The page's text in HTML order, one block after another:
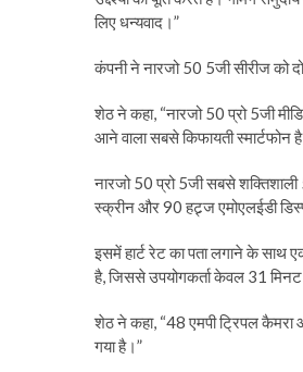
लिए धन्यवाद।”
कंपनी ने नारजो 50 5जी सीरीज को
शेठ ने कहा, “नारजो 50 प्रो 5जी
आने वाला सबसे किफायती
नारजो 50 प्रो 5जी सबसे
स्क्रीन और 90 हट्र्ज एमोएलईडी
इसमें हार्ट रेट का पता लगाने के साथ
है, जिससे उपयोगकर्ता केवल 31
शेठ ने कहा, “48 एमपी ट्रिपल
गया है।”